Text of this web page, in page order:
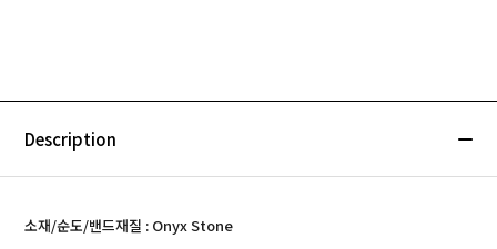
Description
소재/순도/밴드재질 : Onyx Stone